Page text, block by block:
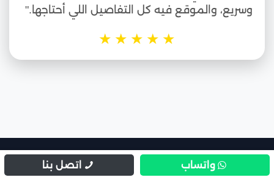
وسريع، والموقع فيه كل التفاصيل اللي أحتاجها."
★
★
★
★
★
واتساب اتصل بنا